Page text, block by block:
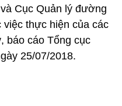
Cục Quản lý đường
việc thực hiện của các
báo cáo Tổng cục
25/07/2018.